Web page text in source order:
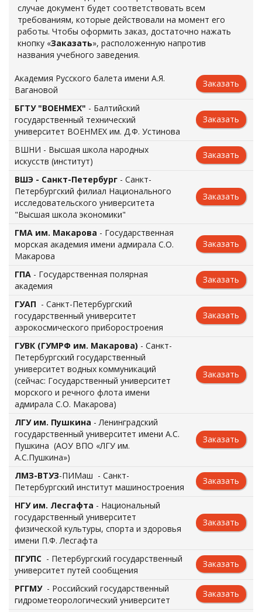
случае документ будет соответствовать всем
требованиям, которые действовали на момент его
работы. Чтобы оформить заказ, достаточно нажать
кнопку «Заказать», расположенную напротив
названия учебного заведения.
Академия Русского балета имени А.Я.
Вагановой
Заказать
БГТУ "ВОЕНМЕХ" - Балтийский
государственный технический
университет ВОЕНМЕХ им. Д.Ф. Устинова
Заказать
ВШНИ - Высшая школа народных
искусств (институт)
Заказать
ВШЭ - Санкт-Петербург - Санкт-
Петербургский филиал Национального
исследовательского университета
"Высшая школа экономики"
Заказать
ГМА им. Макарова - Государственная
морская академия имени адмирала С.О.
Макарова
Заказать
ГПА - Государственная полярная
академия
Заказать
ГУАП - Санкт-Петербургский
государственный университет
аэрокосмического приборостроения
Заказать
ГУВК (ГУМРФ им. Макарова) - Санкт-
Петербургский государственный
университет водных коммуникаций
(сейчас: Государственный университет
морского и речного флота имени
адмирала С.О. Макарова)
Заказать
ЛГУ им. Пушкина - Ленинградский
государственный университет имени А.С.
Пушкина (АОУ ВПО «ЛГУ им.
А.С.Пушкина»)
Заказать
ЛМЗ-ВТУЗ-ПИМаш - Санкт-
Петербургский институт машиностроения
Заказать
НГУ им. Лесгафта - Национальный
государственный университет
физической культуры, спорта и здоровья
имени П.Ф. Лесгафта
Заказать
ПГУПС - Петербургский государственный
университет путей сообщения
Заказать
РГГМУ- Российский государственный
гидрометеорологический университет
Заказать